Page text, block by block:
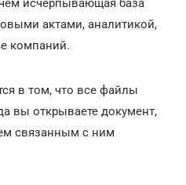
исчерпывающая база
актами, аналитикой,
компаний.
в том, что все файлы
вы открываете документ,
связанным с ним